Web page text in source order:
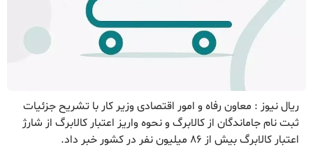
ریال نیوز : معاون رفاه و امور اقتصادی وزیر کار با تشریح جزئیات
ثبت نام جاماندگان از کالابرگ و نحوه واریز اعتبار کالابرگ از شارژ
اعتبار کالابرگ بیش از ۸۶ میلیون نفر در کشور خبر داد.